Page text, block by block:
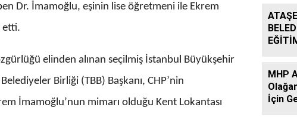
Dr. İmamoğlu, eşinin lise öğretmeni ile Ekrem
etti.
elinden alınan seçilmiş İstanbul Büyükşehir
Birliği (TBB) Başkanı, CHP’nin
İmamoğlu’nun mimarı olduğu Kent Lokantası
MHP
İçin